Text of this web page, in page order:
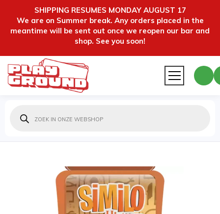
SHIPPING RESUMES MONDAY AUGUST 17
We are on Summer break. Any orders placed in the
meantime will be sent out once we reopen our bar and
shop. See you soon!
zoeken